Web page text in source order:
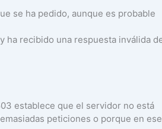
se ha pedido, aunque es probable
ha recibido una respuesta inválida
establece que el servidor no está
peticiones o porque en ese